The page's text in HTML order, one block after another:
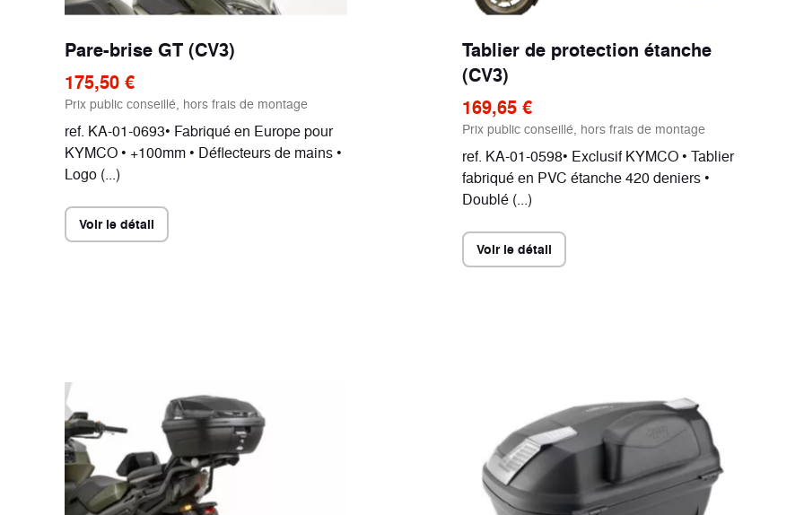
Pare-brise GT (CV3)
175,50 €
Prix public conseillé, hors frais de montage
ref. KA-01-0693• Fabriqué en Europe pour
KYMCO • +100mm • Déflecteurs de mains •
Logo (...)
Voir le détail
Tablier de protection étanche
(CV3)
169,65 €
Prix public conseillé, hors frais de montage
ref. KA-01-0598• Exclusif KYMCO • Tablier
fabriqué en PVC étanche 420 deniers •
Doublé (...)
Voir le détail